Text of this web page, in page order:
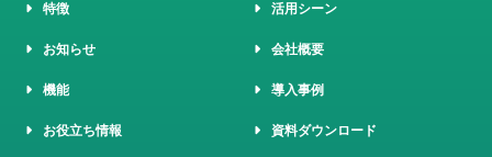
特徴 活用シーン
お知らせ 会社概要
機能 導入事例
お役立ち情報 資料ダウンロード